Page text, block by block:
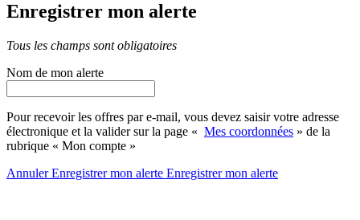
Enregistrer mon alerte
Tous les champs sont obligatoires
Nom de mon alerte
Pour recevoir les offres par e-mail, vous devez saisir votre adresse
électronique et la valider sur la page « Mes coordonnées » de la
rubrique « Mon compte »
AnnulerEnregistrer mon alerte Enregistrermon alerte